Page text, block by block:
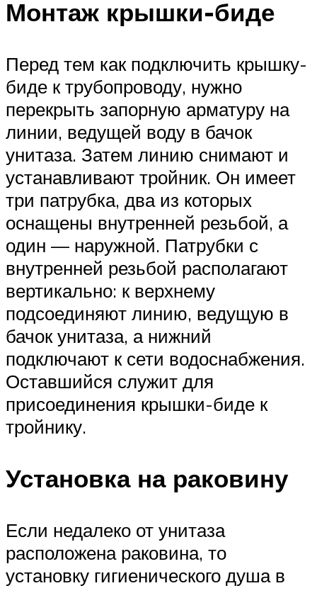
Монтаж крышки-биде
Перед тем как подключить крышку-
биде к трубопроводу, нужно
перекрыть запорную арматуру на
линии, ведущей воду в бачок
унитаза. Затем линию снимают и
устанавливают тройник. Он имеет
три патрубка, два из которых
оснащены внутренней резьбой, а
один — наружной. Патрубки с
внутренней резьбой располагают
вертикально: к верхнему
подсоединяют линию, ведущую в
бачок унитаза, а нижний
подключают к сети водоснабжения.
Оставшийся служит для
присоединения крышки-биде к
тройнику.
Установка на раковину
Если недалеко от унитаза
расположена раковина, то
установку гигиенического душа в